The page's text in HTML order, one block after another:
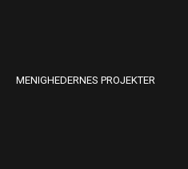
MENIGHEDERNES PROJEKTER